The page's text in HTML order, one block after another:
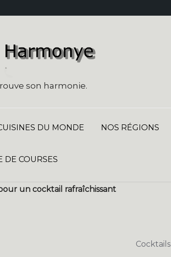
son harmonie.
DU MONDE NOS RÉGIONS
DE COURSES
un cocktail rafraîchissant
Cocktails